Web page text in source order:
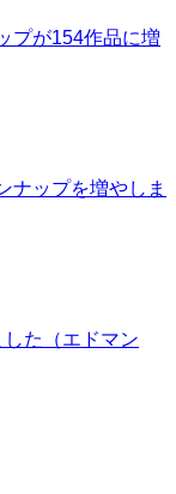
プが154作品に増
ナップを増やしま
た（エドマン